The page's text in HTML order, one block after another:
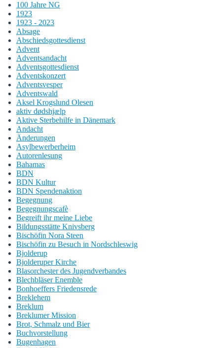
100 Jahre NG
1923
1923 - 2023
Absage
Abschiedsgottesdienst
Advent
Adventsandacht
Adventsgottesdienst
Adventskonzert
Adventsvesper
Adventswald
Aksel Krogslund Olesen
aktiv dødshjælp
Aktive Sterbehilfe in Dänemark
Andacht
Änderungen
Asylbewerberheim
Autorenlesung
Bahamas
BDN
BDN Kultur
BDN Spendenaktion
Begegnung
Begegnungscafè
Begreift ihr meine Liebe
Bildungsstätte Knivsberg
Bischöfin Nora Steen
Bischöfin zu Besuch in Nordschleswig
Bjolderup
Bjolderuper Kirche
Blasorchester des Jugendverbandes
Blechbläser Enemble
Bonhoeffers Friedensrede
Breklehem
Breklum
Breklumer Mission
Brot, Schmalz und Bier
Buchvorstellung
Bugenhagen